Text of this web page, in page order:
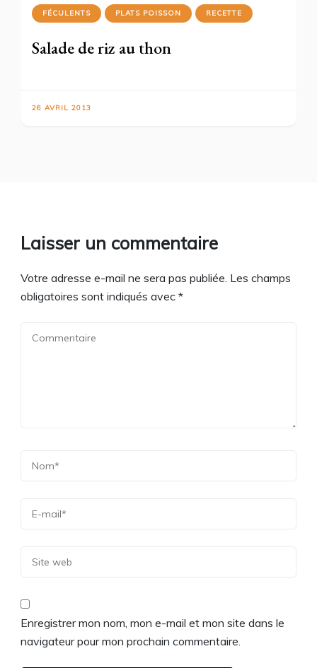
FÉCULENTS PLATS POISSON RECETTE
Salade de riz au thon
26 AVRIL 2013
Laisser un commentaire
Votre adresse e-mail ne sera pas publiée. Les champs
obligatoires sont indiqués avec *
Enregistrer mon nom, mon e-mail et mon site dans le
navigateur pour mon prochain commentaire.